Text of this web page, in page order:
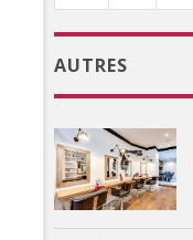
AUTRES